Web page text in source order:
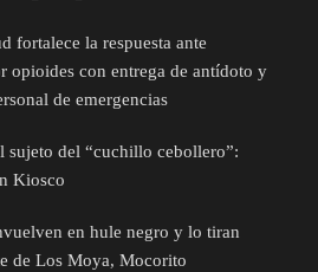
fortalece la respuesta ante
opioides con entrega de antídoto y
de emergencias
sujeto del “cuchillo cebollero”:
Kiosco
en hule negro y lo tiran
de Los Moya, Mocorito